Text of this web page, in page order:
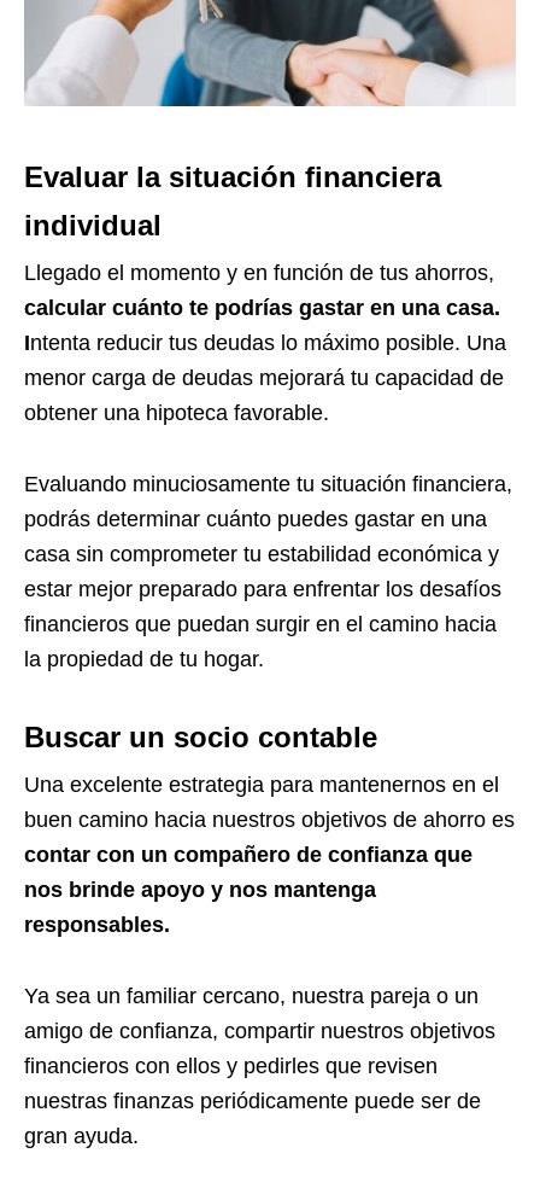
Evaluar lasituación financiera
individual
Llegado el momento y en función de tus ahorros,
calcular cuánto te podrías gastar en una casa.
Intenta reducir tus deudas lo máximo posible. Una
menor carga de deudas mejorará tu capacidad de
obtener una hipoteca favorable.
Evaluando minuciosamente tu situación financiera,
podrás determinar cuánto puedes gastar en una
casa sin comprometer tu estabilidad económica y
estar mejor preparado para enfrentar los desafíos
financieros que puedan surgir en el camino hacia
la propiedad de tu hogar.
Buscar un socio contable
Una excelente estrategia para mantenernos en el
buen camino hacia nuestros objetivos de ahorro es
contar con un compañero de confianza que
nos brinde apoyo y nos mantenga
responsables.
Ya sea un familiar cercano, nuestra pareja o un
amigo de confianza, compartir nuestros objetivos
financieros con ellos y pedirles que revisen
nuestras finanzas periódicamente puede ser de
gran ayuda.